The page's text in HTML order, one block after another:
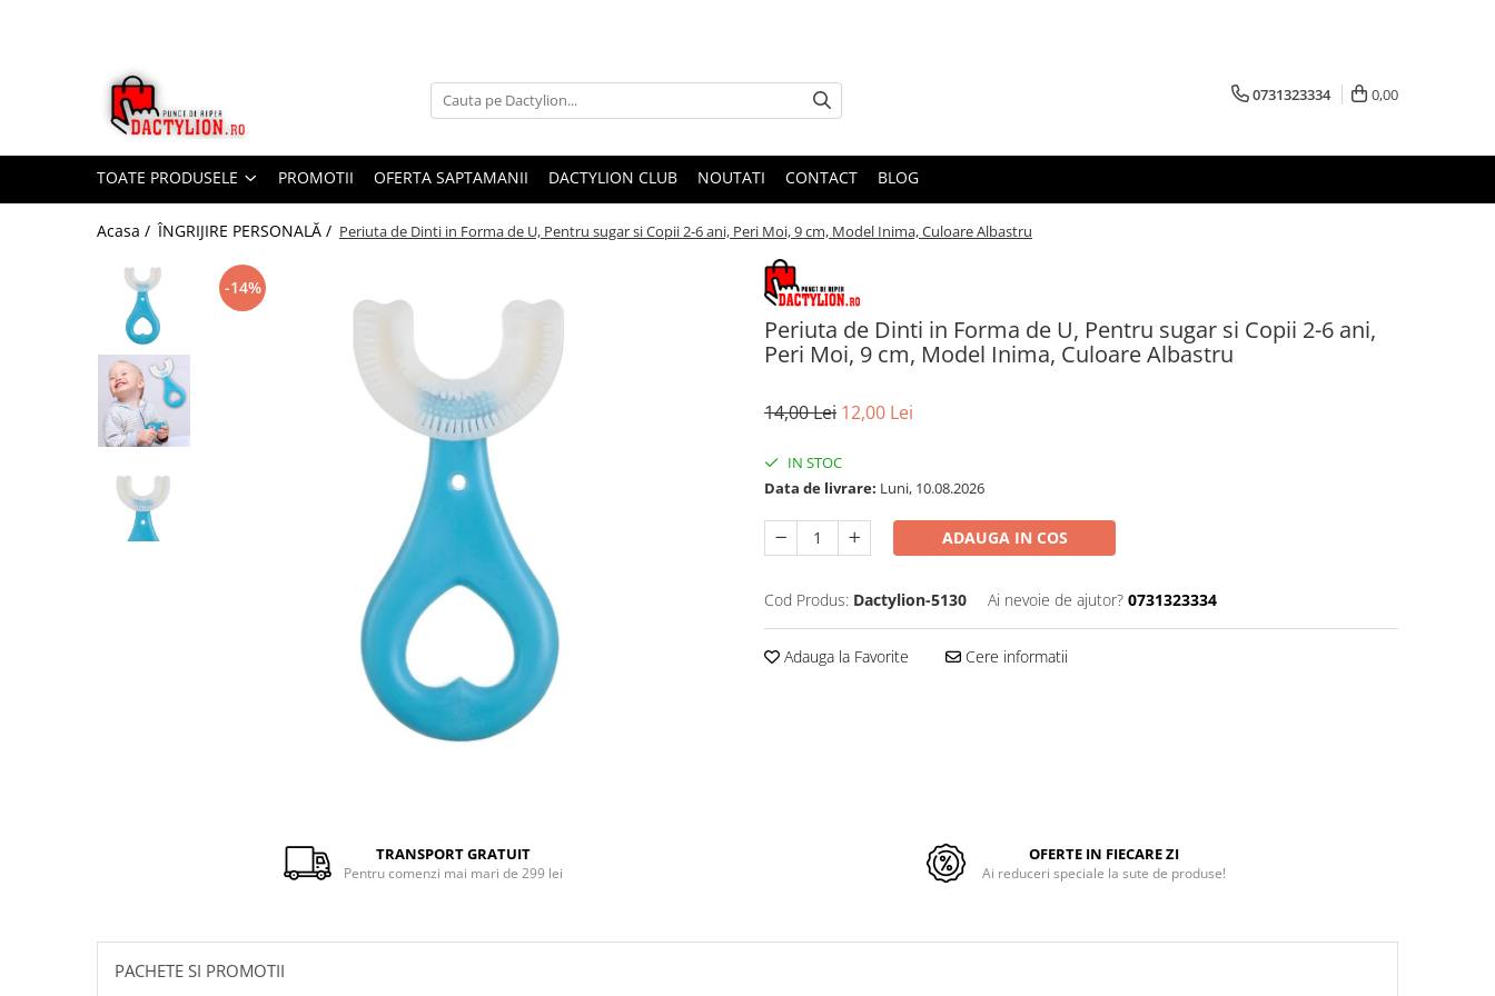
0731323334 0,00
TOATE PRODUSELE PROMOTII OFERTA SAPTAMANII DACTYLION CLUB NOUTATI CONTACT BLOG
Acasa / ÎNGRIJIRE PERSONALĂ / Periuta de Dinti in Forma de U, Pentru sugar si Copii 2-6 ani, Peri Moi, 9 cm, Model Inima, Culoare Albastru
Periuta de Dinti in Forma de U, Pentru sugar si Copii 2-6 ani,
Peri Moi, 9 cm, Model Inima, Culoare Albastru
-14%
Facebook
14,00 Lei 12,00 Lei
IN STOC
Data de livrare: Luni, 10.08.2026
ADAUGA IN COS
Cod Produs: Dactylion-5130 Ai nevoie de ajutor? 0731323334
Adauga la Favorite Cere informatii
TRANSPORT GRATUIT
Pentru comenzi mai mari de 299 lei
OFERTE IN FIECARE ZI
Ai reduceri speciale la sute de produse!
PACHETE SI PROMOTII